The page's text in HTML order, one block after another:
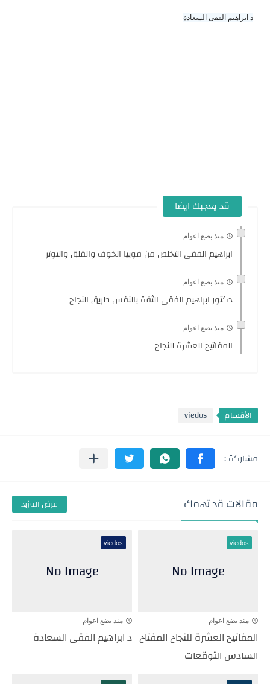
د ابراهيم الفقى السعادة
قد يعجبك ايضا
منذ بضع اعوام
ابراهيم الفقى التخلص من فوبيا الخوف والقلق والتوتر
منذ بضع اعوام
دكتور ابراهيم الفقى الثقة بالنفس طريق النجاح
منذ بضع اعوام
المفاتيح العشرة للنجاح
الأقسام viedos
مقالات قد تهمك عرض المزيد
viedos
منذ بضع اعوام
المفاتيح العشرة للنجاح المفتاح
السادس التوقعات
viedos
منذ بضع اعوام
د ابراهيم الفقى السعادة